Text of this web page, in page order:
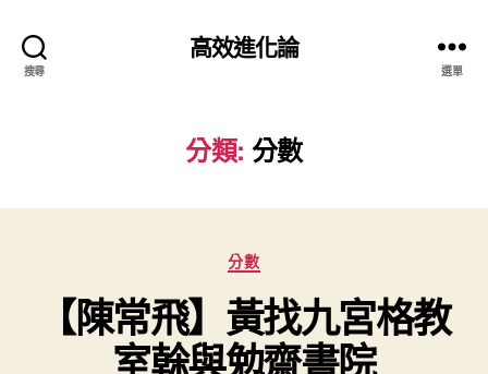
搜尋
高效進化論
選單
分類: 分數
分
類
分數
【陳常飛】黃找九宮格教
室榦與勉齋書院